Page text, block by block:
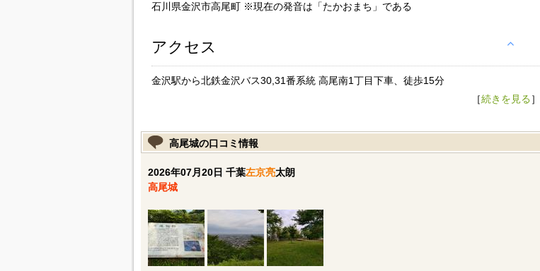
石川県金沢市高尾町 ※現在の発音は「たかおまち」である
アクセス
金沢駅から北鉄金沢バス30,31番系統 高尾南1丁目下車、徒歩15分
［続きを見る］
高尾城の口コミ情報
2026年07月20日 千葉左京亮太朗
高尾城